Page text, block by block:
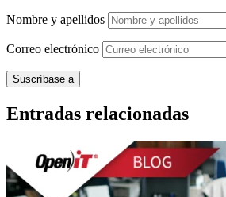
Nombre y apellidos
Correo electrónico
Entradas relacionadas